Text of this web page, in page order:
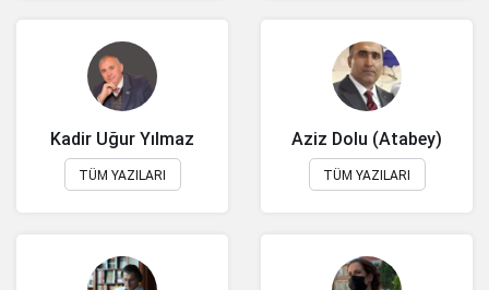
Kadir Uğur Yılmaz
TÜM YAZILARI
Aziz Dolu (Atabey)
TÜM YAZILARI